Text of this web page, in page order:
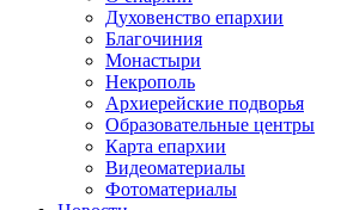
Духовенство епархии
Благочиния
Монастыри
Некрополь
Архиерейские подворья
Образовательные центры
Карта епархии
Видеоматериалы
Фотоматериалы